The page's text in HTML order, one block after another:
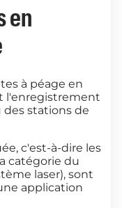
en
à péage en
l'enregistrement
des stations de
c'est-à-dire les
catégorie du
laser), sont
application